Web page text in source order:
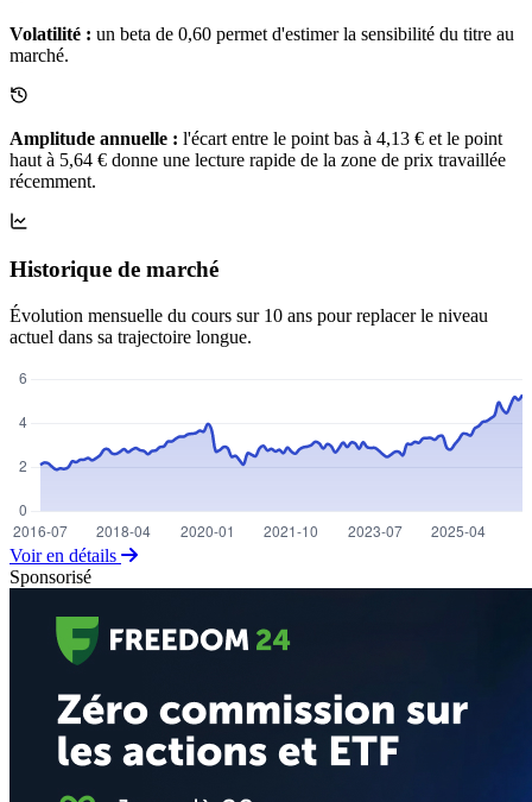
Volatilité : un beta de 0,60 permet d'estimer la sensibilité du titre au
marché.
Amplitude annuelle : l'écart entre le point bas à 4,13 € et le point
haut à 5,64 € donne une lecture rapide de la zone de prix travaillée
récemment.
Historique de marché
Évolution mensuelle du cours sur 10 ans pour replacer le niveau
actuel dans sa trajectoire longue.
Voir en détails
Sponsorisé